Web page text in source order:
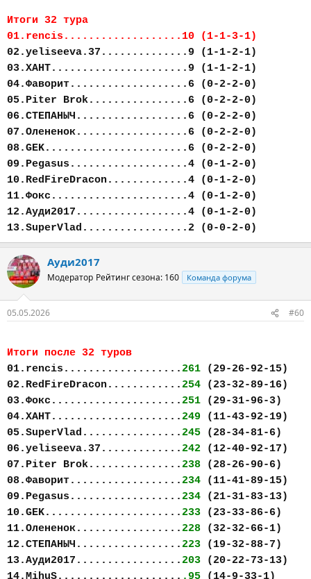
Итоги 32 тура
01.rencis...................10 (1-1-3-1)
02.yeliseeva.37..............9 (1-1-2-1)
03.ХАНТ......................9 (1-1-2-1)
04.Фаворит...................6 (0-2-2-0)
05.Piter Brok................6 (0-2-2-0)
06.СТЕПАНЫЧ..................6 (0-2-2-0)
07.Олененок..................6 (0-2-2-0)
08.GEK.......................6 (0-2-2-0)
09.Pegasus...................4 (0-1-2-0)
10.RedFireDracon.............4 (0-1-2-0)
11.Фокс......................4 (0-1-2-0)
12.Ауди2017..................4 (0-1-2-0)
13.SuperVlad.................2 (0-0-2-0)
Ауди2017
Модератор Рейтинг сезона: 160 Команда форума
05.05.2026 #60
Итоги после 32 туров
01.rencis...................261 (29-26-92-15)
02.RedFireDracon............254 (23-32-89-16)
03.Фокс.....................251 (29-31-96-3)
04.ХАНТ.....................249 (11-43-92-19)
05.SuperVlad................245 (28-34-81-6)
06.yeliseeva.37.............242 (12-40-92-17)
07.Piter Brok...............238 (28-26-90-6)
08.Фаворит..................234 (11-41-89-15)
09.Pegasus..................234 (21-31-83-13)
10.GEK......................233 (23-33-86-6)
11.Олененок.................228 (32-32-66-1)
12.СТЕПАНЫЧ.................223 (19-32-88-7)
13.Ауди2017.................203 (20-22-73-13)
14.MihuS.................... .95 (14-9-33-1)